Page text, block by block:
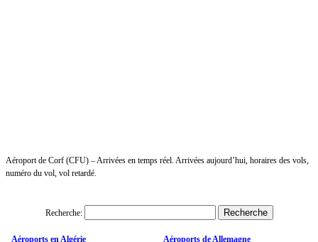
Aéroport de Corf (CFU) – Arrivées en temps réel. Arrivées aujourd’hui, horaires des vols,
numéro du vol, vol retardé.
Recherche:
Aéroports en Algérie Aéroports de Allemagne